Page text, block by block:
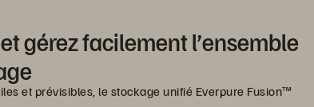
gérez facilement l’ensemble
et prévisibles, le stockage unifié Everpure Fusion™